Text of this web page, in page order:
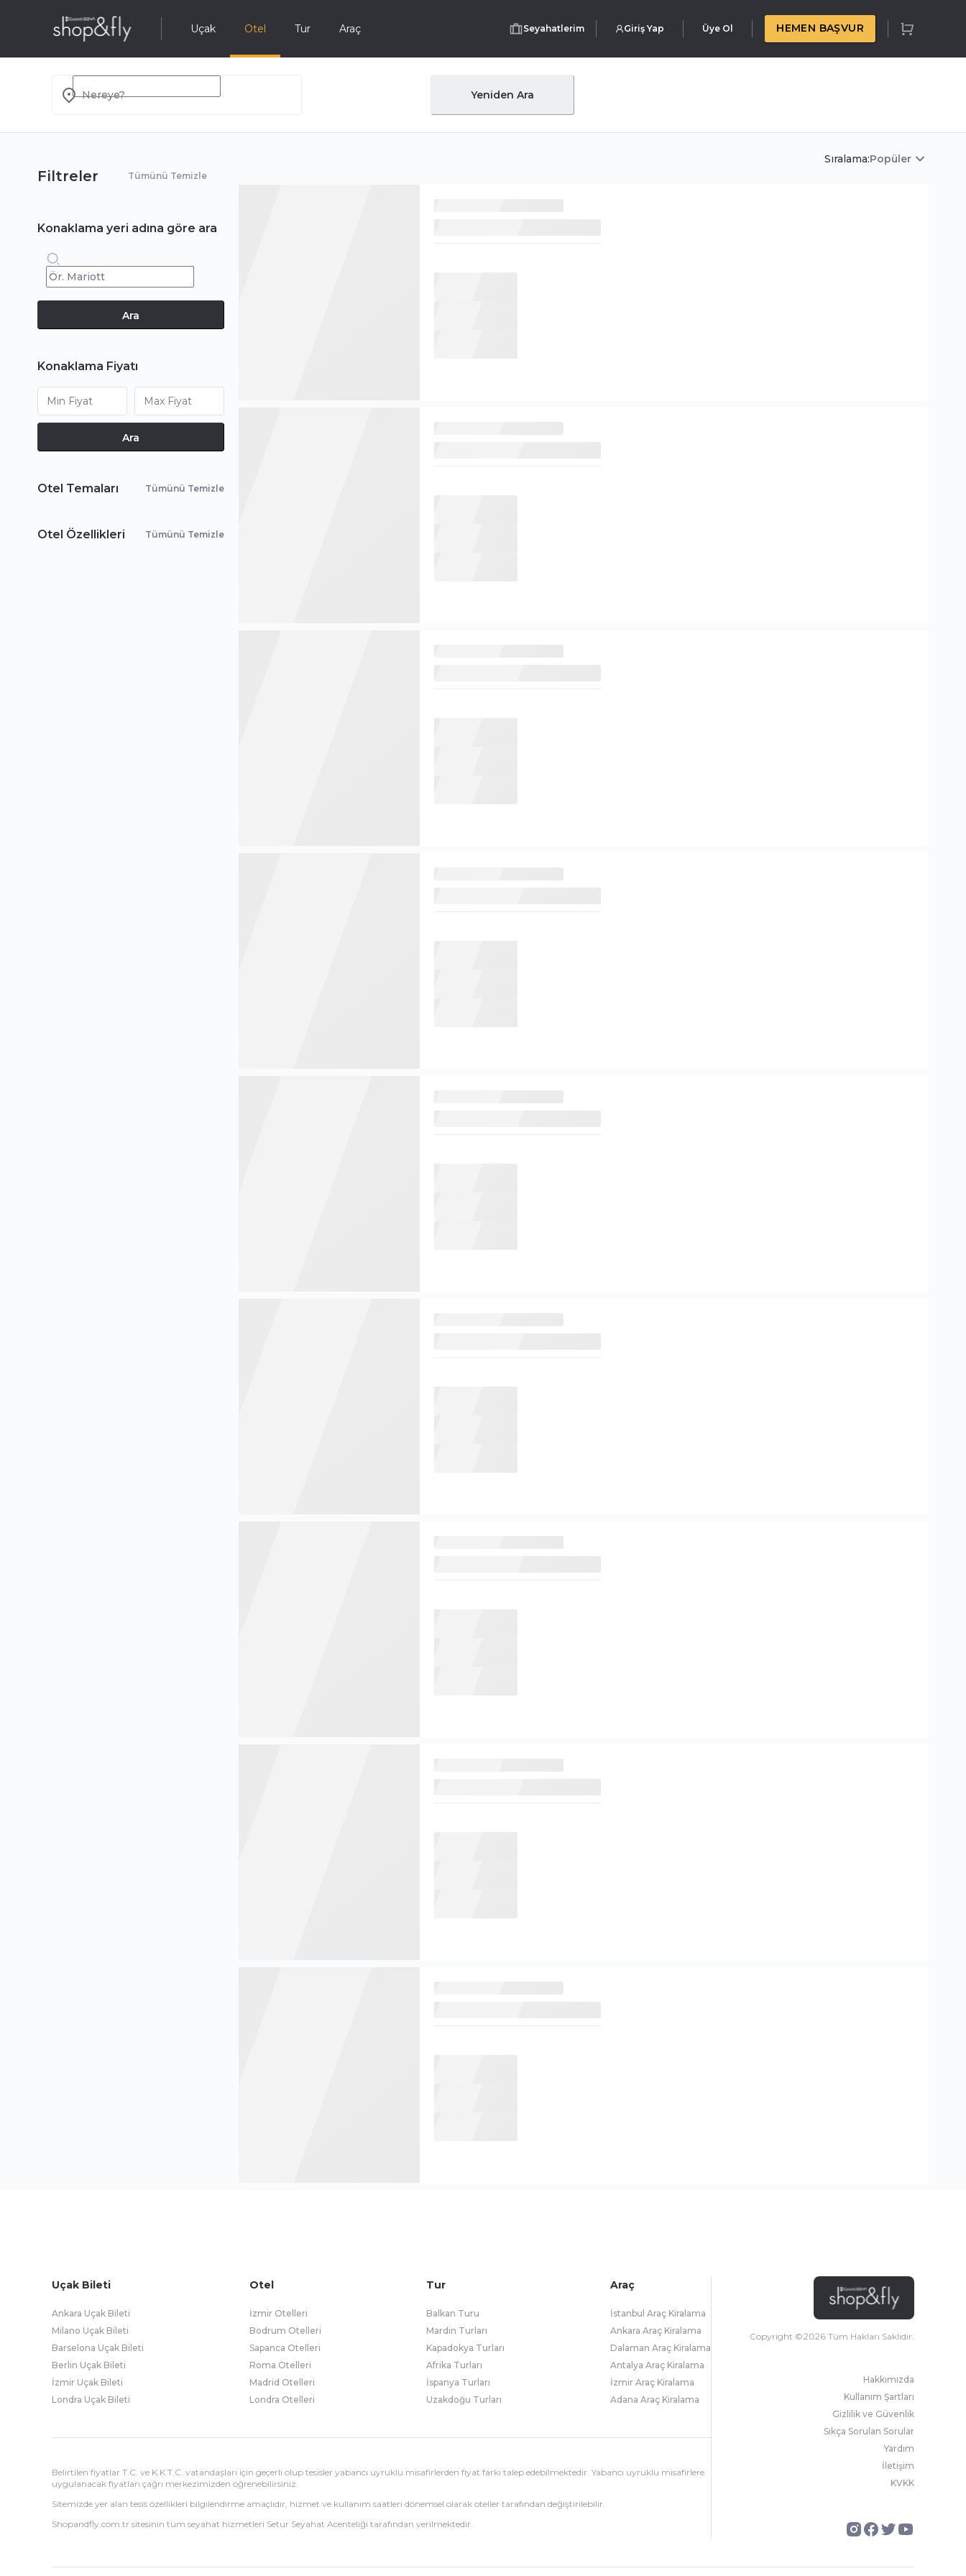
Uçak Otel Tur Araç Seyahatlerim Giriş Yap Üye Ol HEMEN BAŞVUR
Nereye? Yeniden Ara
Filtreler Tümünü Temizle
Konaklama yeri adına göre ara
Ara
Konaklama Fiyatı
Ara
Otel Temaları Tümünü Temizle
Otel Özellikleri Tümünü Temizle
Sıralama:Popüler
Uçak Bileti
Ankara Uçak Bileti
Milano Uçak Bileti
Barselona Uçak Bileti
Berlin Uçak Bileti
İzmir Uçak Bileti
Londra Uçak Bileti
Otel
İzmir Otelleri
Bodrum Otelleri
Sapanca Otelleri
Roma Otelleri
Madrid Otelleri
Londra Otelleri
Tur
Balkan Turu
Mardin Turları
Kapadokya Turları
Afrika Turları
İspanya Turları
Uzakdoğu Turları
Araç
İstanbul Araç Kiralama
Ankara Araç Kiralama
Dalaman Araç Kiralama
Antalya Araç Kiralama
İzmir Araç Kiralama
Adana Araç Kiralama
Belirtilen fiyatlar T.C. ve K.K.T.C. vatandaşları için geçerli olup tesisler yabancı uyruklu misafirlerden fiyat farkı talep edebilmektedir. Yabancı uyruklu misafirlere
uygulanacak fiyatları çağrı merkezimizden öğrenebilirsiniz.
Sitemizde yer alan tesis özellikleri bilgilendirme amaçlıdır, hizmet ve kullanım saatleri dönemsel olarak oteller tarafından değiştirilebilir.
Shopandfly.com.tr sitesinin tüm seyahat hizmetleri Setur Seyahat Acenteliği tarafından verilmektedir.
Copyright ©2026 Tüm Hakları Saklıdır.
Hakkımızda
Kullanım Şartları
Gizlilik ve Güvenlik
Sıkça Sorulan Sorular
Yardım
İletişim
KVKK